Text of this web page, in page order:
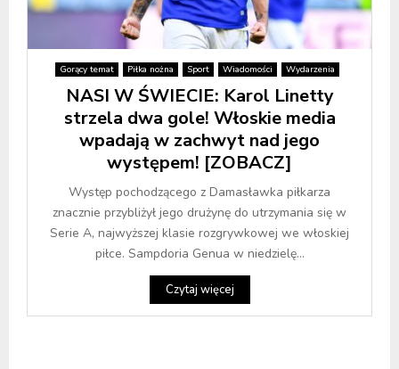
Gorący temat Piłka nożna Sport Wiadomości Wydarzenia
NASI W ŚWIECIE: Karol Linetty
strzela dwa gole! Włoskie media
wpadają w zachwyt nad jego
występem! [ZOBACZ]
Występ pochodzącego z Damasławka piłkarza
znacznie przybliżył jego drużynę do utrzymania się w
Serie A, najwyższej klasie rozgrywkowej we włoskiej
piłce. Sampdoria Genua w niedzielę...
Czytaj więcej